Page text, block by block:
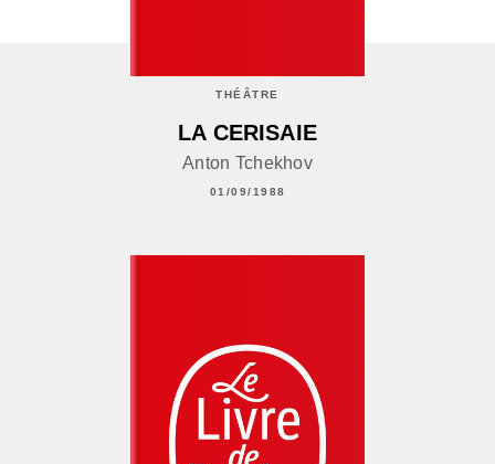
THÉÂTRE
LA CERISAIE
Anton Tchekhov
01/09/1988